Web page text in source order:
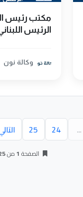
مكتب رئيس
الرئيس
وكالة نون
...
24
25
الصفحة 1من